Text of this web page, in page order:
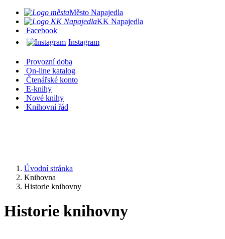
Město Napajedla
KK Napajedla
Facebook
Instagram
Provozní doba
On-line katalog
Čtenářské konto
E-knihy
Nové knihy
Knihovní řád
Úvodní stránka
Knihovna
Historie knihovny
Historie knihovny